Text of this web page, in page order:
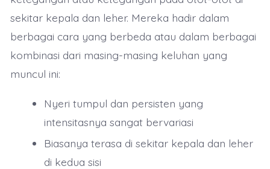
sekitar kepala dan leher. Mereka hadir dalam
berbagai cara yang berbeda atau dalam berbagai
kombinasi dari masing-masing keluhan yang
muncul ini:
Nyeri tumpul dan persisten yang
intensitasnya sangat bervariasi
Biasanya terasa di sekitar kepala dan leher
di kedua sisi